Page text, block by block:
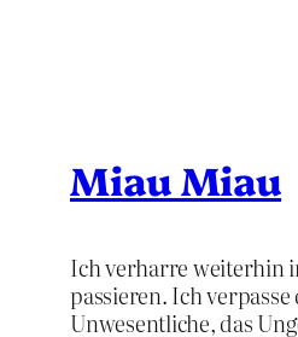
Miau Miau
Ich verharre weiterhin
passieren. Ich
Unwesentliche, das